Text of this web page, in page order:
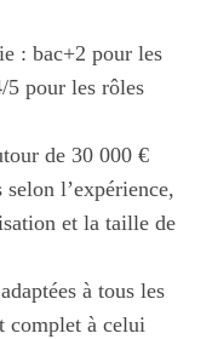
: bac+2 pour les
5 pour les rôles
de 30 000 €
l’expérience,
et la taille de
à tous les
complet à celui